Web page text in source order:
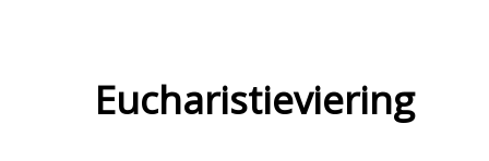
Eucharistieviering